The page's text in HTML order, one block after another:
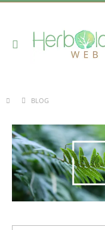
Toggle
BLOG